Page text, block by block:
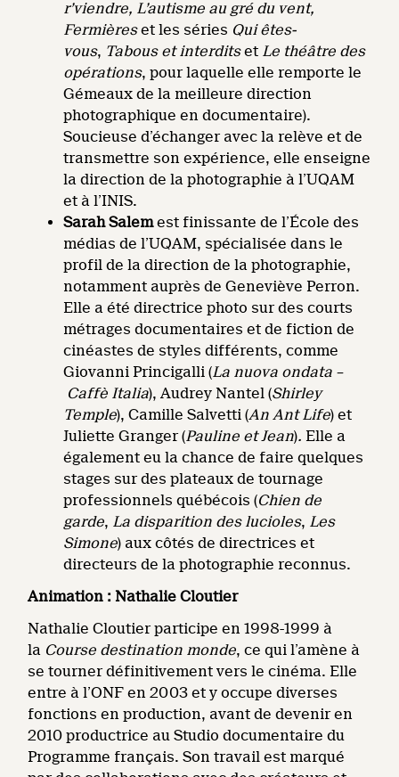
r’viendre, L’autisme au gré du vent,
Fermièreset les séries Qui êtes-
vous, Tabous et interditset Le théâtre des
opérations, pour laquelle elle remporte le
Gémeaux de la meilleure direction
photographique en documentaire).
Soucieuse d’échanger avec la relève et de
transmettre son expérience, elle enseigne
la direction de la photographie à l’UQAM
et à l’INIS.
Sarah Salemest finissante de l’École des
médias de l’UQAM, spécialisée dans le
profil de la direction de la photographie,
notamment auprès de Geneviève Perron.
Elle a été directrice photo sur des courts
métrages documentaires et de fiction de
cinéastes de styles différents, comme
Giovanni Princigalli (La nuova ondata –
Caffè Italia), Audrey Nantel (Shirley
Temple), Camille Salvetti (An Ant Life) et
Juliette Granger (Pauline et Jean). Elle a
également eu la chance de faire quelques
stages sur des plateaux de tournage
professionnels québécois (Chien de
garde, La disparition des lucioles, Les
Simone) aux côtés de directrices et
directeurs de la photographie reconnus.
Animation : Nathalie Cloutier
Nathalie Cloutier participe en 1998-1999 à
la Course destination monde, ce qui l’amène à
se tourner définitivement vers le cinéma. Elle
entre à l’ONF en 2003 et y occupe diverses
fonctions en production, avant de devenir en
2010 productrice au Studio documentaire du
Programme français. Son travail est marqué